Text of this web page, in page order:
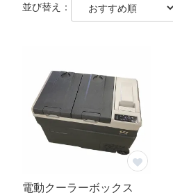
並び替え：
電動クーラーボックス
高さ
材質
特徴
※複数チェック可
黒色